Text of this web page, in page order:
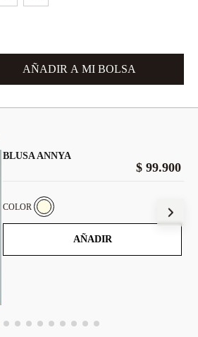
BLUSA ANNYA
$ 99.900
COLOR
AÑADIR